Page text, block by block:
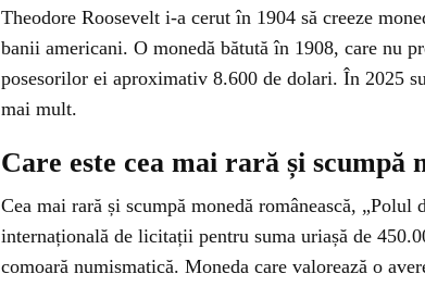
Theodore Roosevelt i-a cerut în 1904 să creeze
banii americani. O monedă bătută în 1908, care nu
posesorilor ei aproximativ 8.600 de dolari. În 2025
mai mult.
Care este cea mai rară și scumpă
Cea mai rară și scumpă monedă românească,
internațională de licitații pentru suma uriașă de
comoară numismatică. Moneda care valorează o